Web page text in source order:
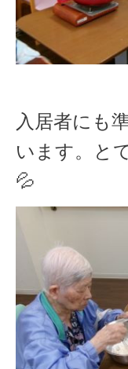
入居者にも
います。と
💦